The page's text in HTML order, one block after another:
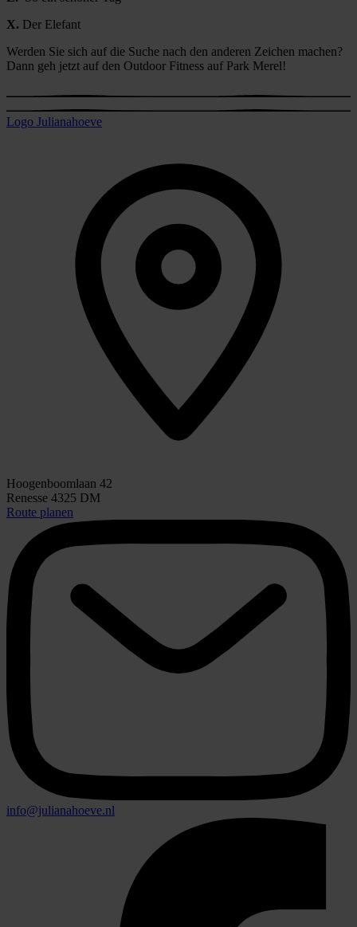
X. Der Elefant
Werden Sie sich auf die Suche nach den anderen Zeichen machen?
Dann geh jetzt auf den Outdoor Fitness auf Park Merel!
Logo Julianahoeve
Hoogenboomlaan 42
Renesse 4325 DM
Route planen
info@julianahoeve.nl